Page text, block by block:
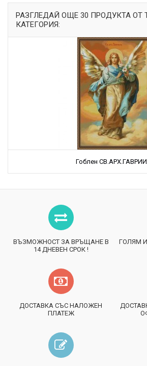
РАЗГЛЕДАЙ ОЩЕ 30 ПРОДУКТА ОТ
КАТЕГОРИЯ:
Гоблен
ВЪЗМОЖНОСТ ЗА ВРЪЩАНЕ В
14 ДНЕВЕН СРОК !
ГОЛЯМ
ДОСТАВКА СЪС НАЛОЖЕН
ПЛАТЕЖ